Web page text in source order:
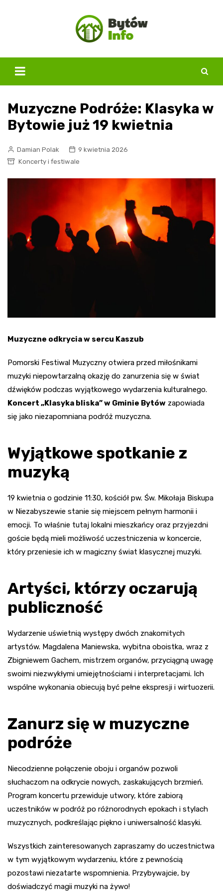
Muzyczne Podróże: Klasyka w
Bytowie już 19 kwietnia
Damian Polak
9 kwietnia 2026
Koncerty i festiwale
Muzyczne odkrycia w sercu Kaszub
Pomorski Festiwal Muzyczny otwiera przed miłośnikami
muzyki niepowtarzalną okazję do zanurzenia się w świat
dźwięków podczas wyjątkowego wydarzenia kulturalnego.
Koncert „Klasyka bliska” w Gminie Bytów zapowiada
się jako niezapomniana podróż muzyczna.
Wyjątkowe spotkanie z
muzyką
19 kwietnia o godzinie 11:30, kościół pw. Św. Mikołaja Biskupa
w Niezabyszewie stanie się miejscem pełnym harmonii i
emocji. To właśnie tutaj lokalni mieszkańcy oraz przyjezdni
goście będą mieli możliwość uczestniczenia w koncercie,
który przeniesie ich w magiczny świat klasycznej muzyki.
Artyści, którzy oczarują
publiczność
Wydarzenie uświetnią występy dwóch znakomitych
artystów. Magdalena Maniewska, wybitna oboistka, wraz z
Zbigniewem Gachem, mistrzem organów, przyciągną uwagę
swoimi niezwykłymi umiejętnościami i interpretacjami. Ich
wspólne wykonania obiecują być pełne ekspresji i wirtuozerii.
Zanurz się w muzyczne
podróże
Niecodzienne połączenie oboju i organów pozwoli
słuchaczom na odkrycie nowych, zaskakujących brzmień.
Program koncertu przewiduje utwory, które zabiorą
uczestników w podróż po różnorodnych epokach i stylach
muzycznych, podkreślając piękno i uniwersalność klasyki.
Wszystkich zainteresowanych zapraszamy do uczestnictwa
w tym wyjątkowym wydarzeniu, które z pewnością
pozostawi niezatarte wspomnienia. Przybywajcie, by
doświadczyć magii muzyki na żywo!